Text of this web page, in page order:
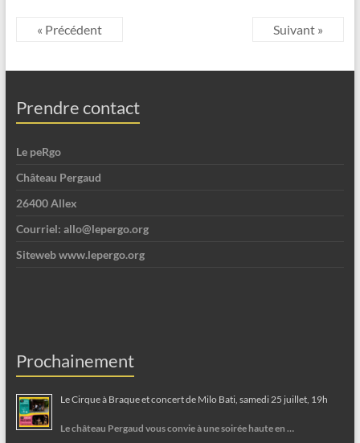
« Précédent Suivant »
Prendre contact
Le peRgo
Château Pergaud
26400 Allex
Courriel: allo@lepergo.org
Siteweb www.lepergo.org
Prochainement
Le Cirque à Braque et concert de Milo Bati, samedi 25 juillet, 19h
Le château Pergaud vous convie à une soirée haute en …